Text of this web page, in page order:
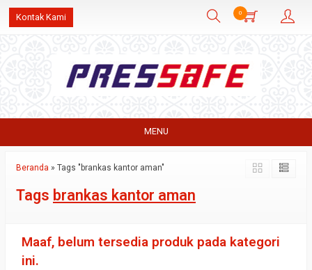
Kontak Kami 0
MENU
Beranda » Tags "brankas kantor aman"
Tags brankas kantor aman
Maaf, belum tersedia produk pada kategori
ini.